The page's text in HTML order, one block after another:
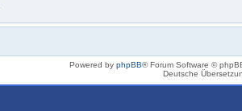
Powered by phpBB® Forum Software ©
Deutsche